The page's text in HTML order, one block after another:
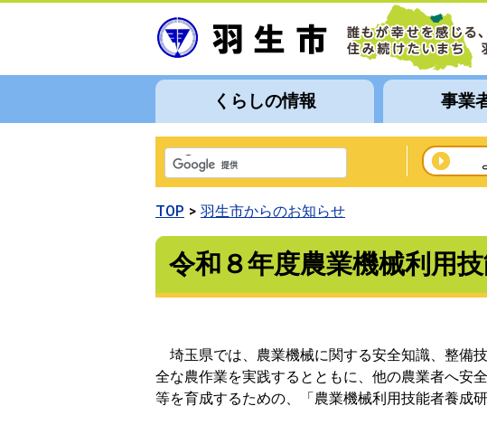
くらしの情報 事業
TOP 羽生市からのお知らせ
令和８年度農業機械利用
埼玉県では、農業機械に関する安全知識、整備
全な農作業を実践するとともに、他の農業者へ安
等を育成するための、「農業機械利用技能者養成